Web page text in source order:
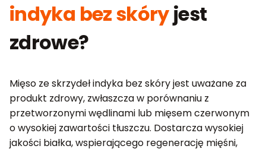
indyka bez skóryjest
zdrowe?
Mięso ze skrzydeł indyka bez skóry jest uważane za
produkt zdrowy, zwłaszcza w porównaniu z
przetworzonymi wędlinami lub mięsem czerwonym
o wysokiej zawartości tłuszczu. Dostarcza wysokiej
jakości białka, wspierającego regenerację mięśni,